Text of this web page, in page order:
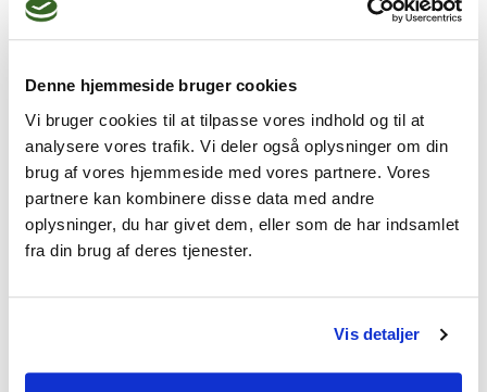
Denne hjemmeside bruger cookies
Vi bruger cookies til at tilpasse vores indhold og til at
analysere vores trafik. Vi deler også oplysninger om din
brug af vores hjemmeside med vores partnere. Vores
partnere kan kombinere disse data med andre
oplysninger, du har givet dem, eller som de har indsamlet
fra din brug af deres tjenester.
Vis detaljer
terapeutiske efterfødselssamtaler efter
Jeg kan hjælpe dig med
Angst, Depression, Stress,
Traumer og chok,
Fødselsdepression